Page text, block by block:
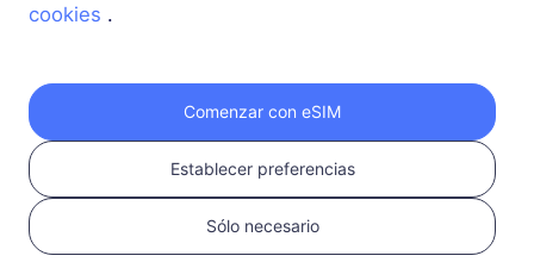
cookies .
Comenzar con eSIM
Establecer preferencias
Sólo necesario